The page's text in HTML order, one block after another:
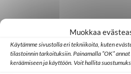
Muokkaa
Käytämme sivustolla eri tekniikoita, kuten
tilastoinnin tarkoituksiin. Painamalla ”OK”
keräämiseen ja käyttöön. Voit hallita